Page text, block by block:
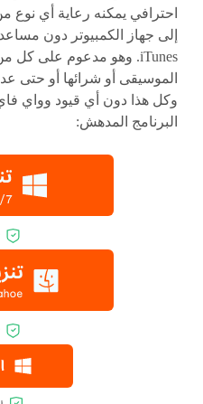
إلى جهاز الكمبيوتر دون
الموسيقى أو شرائها أو
وكل هذا دون أي قيود وواي
البرنامج المدهش: